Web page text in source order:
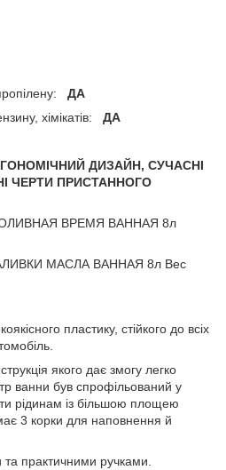
ДА
хімікатів: ДА
ДИЗАЙН, СУЧАСНІ
ЧЕРТИ ПРИСТАННОГО
пластику, стійкого до всіх
якого дає змогу легко
ванни був спрофільований у
рідинам із більшою площею
3 корки для наповнення й
практичними ручками.